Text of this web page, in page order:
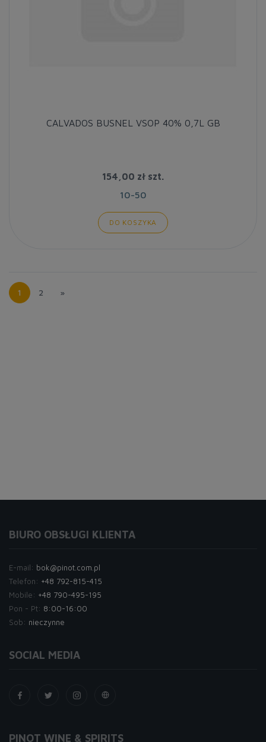
CALVADOS BUSNEL VSOP 40% 0,7L GB
154,00 zł szt.
10-50
DO KOSZYKA
1 2 »
BIURO OBSŁUGI KLIENTA
E-mail: bok@pinot.com.pl
Telefon: +48 792-815-415
Mobile: +48 790-495-195
Pon - Pt: 8:00-16:00
Sob: nieczynne
SOCIAL MEDIA
PINOT WINE & SPIRITS